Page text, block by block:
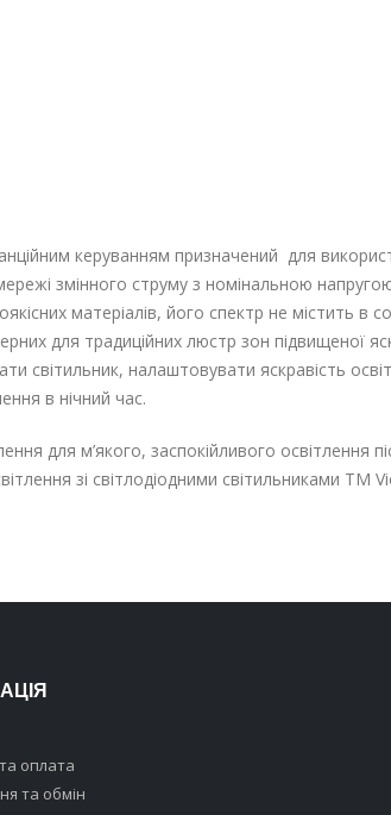
керуванням призначений для
змінного струму з номінальною
матеріалів, його спектр не містить
для традиційних люстр зон підвищеної
світильник, налаштовувати яскравість
в нічний час.
для м’якого, заспокійливого освітлення
зі світлодіодними світильниками ТМ
оплата
та обмін